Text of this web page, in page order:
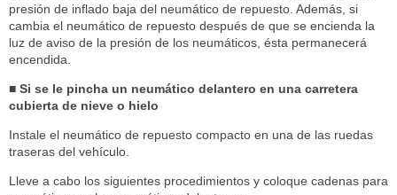
presión de inflado baja del neumático de repuesto. Además, si
cambia el neumático de repuesto después de que se encienda la
luz de aviso de la presión de los neumáticos, ésta permanecerá
encendida.
■ Si se le pincha un neumático delantero en una carretera
cubierta de nieve o hielo
Instale el neumático de repuesto compacto en una de las ruedas
traseras del vehículo.
Lleve a cabo los siguientes procedimientos y coloque cadenas para